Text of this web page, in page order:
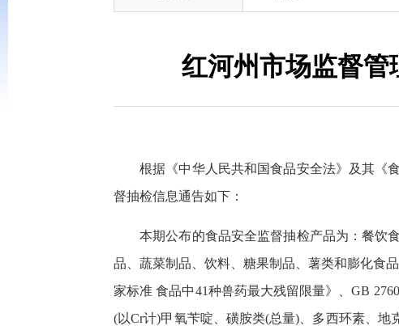
红河州市场监督管
根据《中华人民共和国食品安全法》及其《
督抽检信息通告如下：
本期公布的食品安全监督抽检产品为：餐饮
品、蔬菜制品、饮料、糖果制品、薯类和膨化食
家标准 食品中41种兽药最大残留限量》、GB
(以Cr计)甲氧苄啶、磺胺类(总量)、多西环素、地